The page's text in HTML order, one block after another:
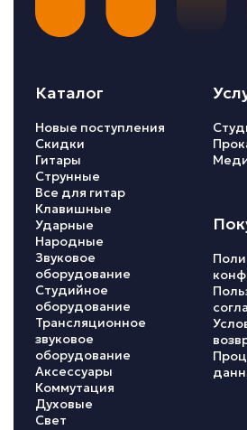
Каталог
Новые поступления
Скидки
Гитары
Струнные
Все для гитар
Клавишные
Ударные
Народные
Звуковое
оборудование
Студийное
оборудование
Трансляционное
звуковое
оборудование
Аксессуары
Коммутация
Духовые
Свет